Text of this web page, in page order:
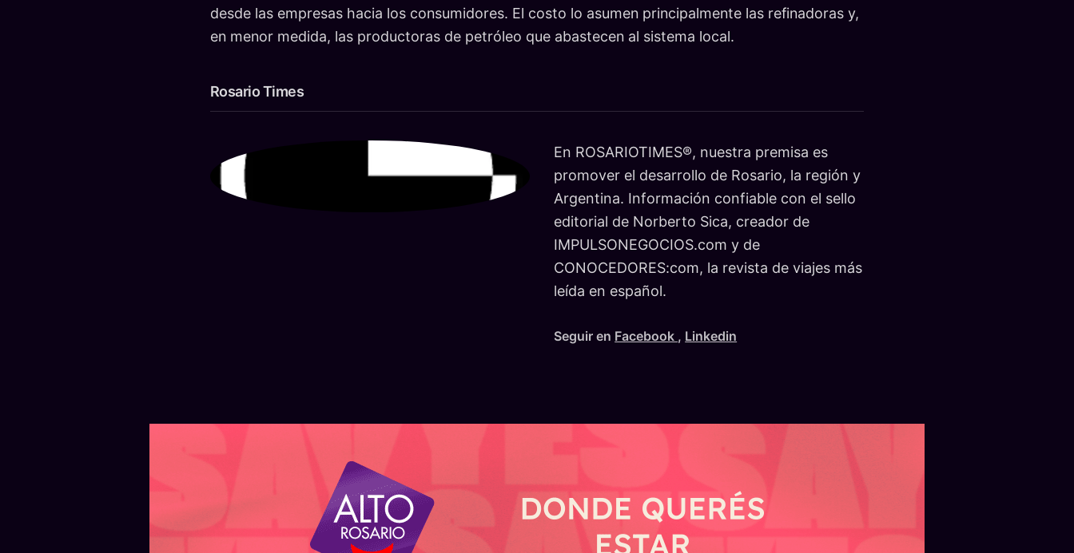
desde las empresas hacia los consumidores. El costo lo asumen principalmente las refinadoras y,
en menor medida, las productoras de petróleo que abastecen al sistema local.
Rosario Times
En ROSARIOTIMES®, nuestra premisa es
promover el desarrollo de Rosario, la región y
Argentina. Información confiable con el sello
editorial de Norberto Sica, creador de
IMPULSONEGOCIOS.com y de
CONOCEDORES:com, la revista de viajes más
leída en español.
Seguir en Facebook , Linkedin
ARGENTINA — AYER